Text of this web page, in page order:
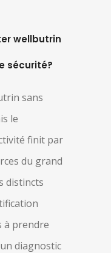
wellbutrin
sécurité?
sans
le
finit par
du grand
distincts
à prendre
diagnostic